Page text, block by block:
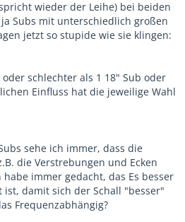
wieder der Leihe) bei beiden
Subs mit unterschiedlich großen
jetzt so stupide wie sie klingen:
schlechter als 1 18" Sub oder
Einfluss hat die jeweilige Wahl
sehe ich immer, dass die
die Verstrebungen und Ecken
immer gedacht, das Es besser
damit sich der Schall "besser"
Frequenzabhängig?